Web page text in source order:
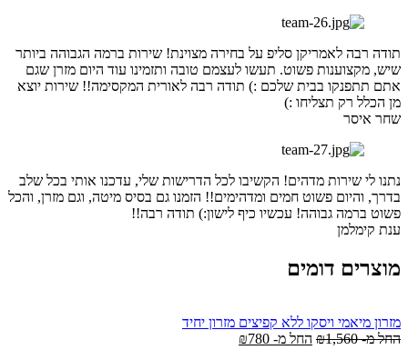
תודה רבה לאמריקן סליפ על בחירה מצוינת! שירות ברמה הגבוהה ביותר
שיש, מקצוענות פשוט. תעשו לעצמם טובה ותזמינו עוד היום מזרן שגם
אתם תתפנקו בבית שלכם :) תודה רבה לאורית המקסימה!! שירות יוצא
מן הכלל רק תצליחו :)
שחר איסר
נתנו לי שירות מדהים! הקשיבו לכל הדרישות שלי, עדכנו אותי בכל שלב
בדרך, והיום פשוט חמים ומדהימים!! הזמנו גם בסיס מיטה, וגם מזרן, והכל
פשוט ברמה גבוהה! עכשיו כיף לישון:) תודה רבה!!
ענת קימלמן
מוצרים דומים
מזרון מיאמי ויסקו ללא קפיצים מזרון יחיד
החל מ-
₪1,560 החל מ- ₪780